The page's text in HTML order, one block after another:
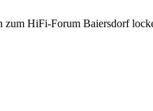
zum HiFi-Forum Baiersdorf